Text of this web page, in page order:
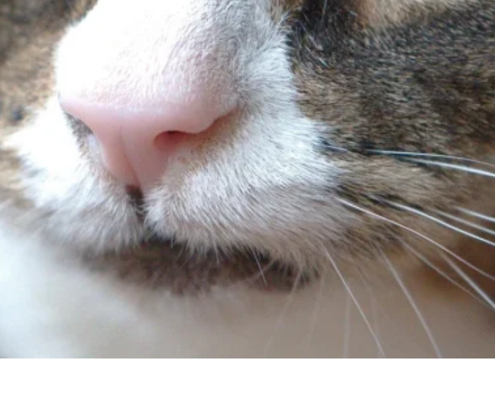
informacji, które zmieniają wygląd lub funkcjonowanie strony, np.
zrozumieć, w jaki sposób różni użytkownicy zachowują się na stronie,
na stronach internetowych. Celem jest wyświetlanie reklam, które są
bardziej cenne dla wydawców i reklamodawców strony trzeciej.
wraz z dostawcami poszczególnych ciasteczek.
Akceptuj wszystko